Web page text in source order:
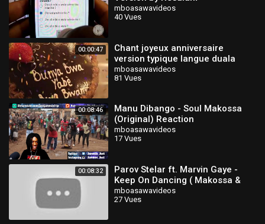
mboasawavideos
40 Vues
00:00:47
Chant joyeux anniversaire
version typique langue duala
(douala le cas échéant)
mboasawavideos
81 Vues
00:08:46
Manu Dibango - Soul Makossa
(Original) Reaction
mboasawavideos
17 Vues
00:08:32
Parov Stelar ft. Marvin Gaye -
Keep On Dancing ( Makossa &
Megablast Disco Version )
mboasawavideos
27 Vues